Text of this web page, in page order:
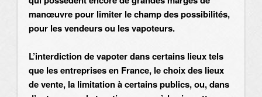
manœuvre pour limiter le champ des possibilités,
pour les vendeurs ou les vapoteurs.
L’interdiction de vapoter dans certains lieux tels
que les entreprises en France, le choix des lieux
de vente, la limitation à certains publics, ou, dans